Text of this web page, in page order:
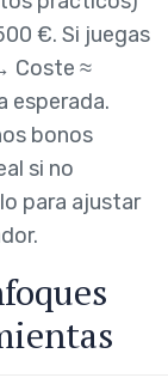
€. Si juegas
Coste ≈
esperada.
bonos
si no
para ajustar